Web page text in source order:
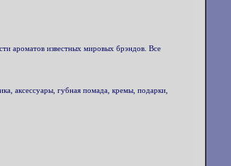
ароматов известных мировых брэндов. Все
аксессуары, губная помада, кремы, подарки,